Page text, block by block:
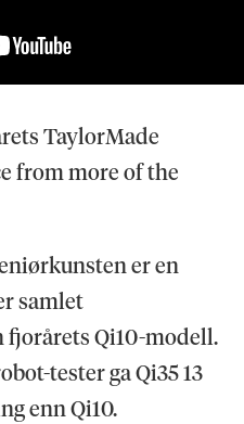
TaylorMade
from more of the
er en
samlet
Qi10-modell.
tester ga Qi35 13
enn Qi10.